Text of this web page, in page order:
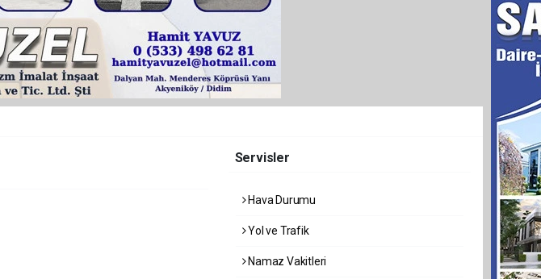
Servisler
Hava Durumu
Yol ve Trafik
Namaz Vakitleri